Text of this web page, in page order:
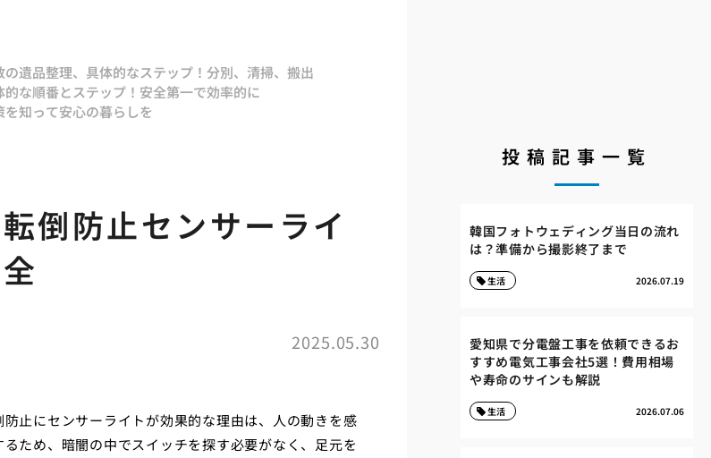
の遺品整理、具体的なステップ！分別、清掃、搬出
な順番とステップ！安全第一で効率的に
知って安心の暮らしを
倒防止センサーライ
2025.05.30
止にセンサーライトが効果的な理由は、人の動きを感
ため、暗闇の中でスイッチを探す必要がなく、足元を
投稿記事一覧
韓国フォトウェディング当日の流れ
は？準備から撮影終了まで
2026.07.19
生活
愛知県で分電盤工事を依頼できるお
すすめ電気工事会社5選！費用相場
や寿命のサインも解説
2026.07.06
生活